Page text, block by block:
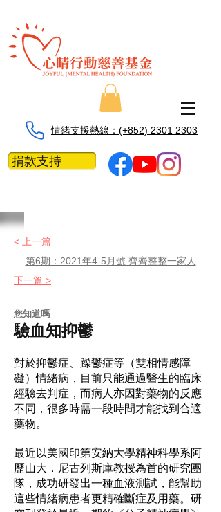
情緒支援熱線：​​(+852) 2301 2303
捐款支持
< 上一篇
第6期：2021年4-5月號 齊齊整整一家人
下一篇 >
​您知道嗎
驗血知抑鬱
對於抑鬱症、躁鬱症等（雙相情感障
礙）情緒病，目前只能通過醫生的臨床
經驗去判症，而病人亦因對藥物的反應
不同，很多時需一段時間才能找到合適
藥物。
最近以美國印第安納大學精神科學系阿
歷山大．尼古列斯庫教授為首的研究團
隊，成功研發出一種血液測試，能幫助
這些情緒病患者更精確斷症及用藥。研